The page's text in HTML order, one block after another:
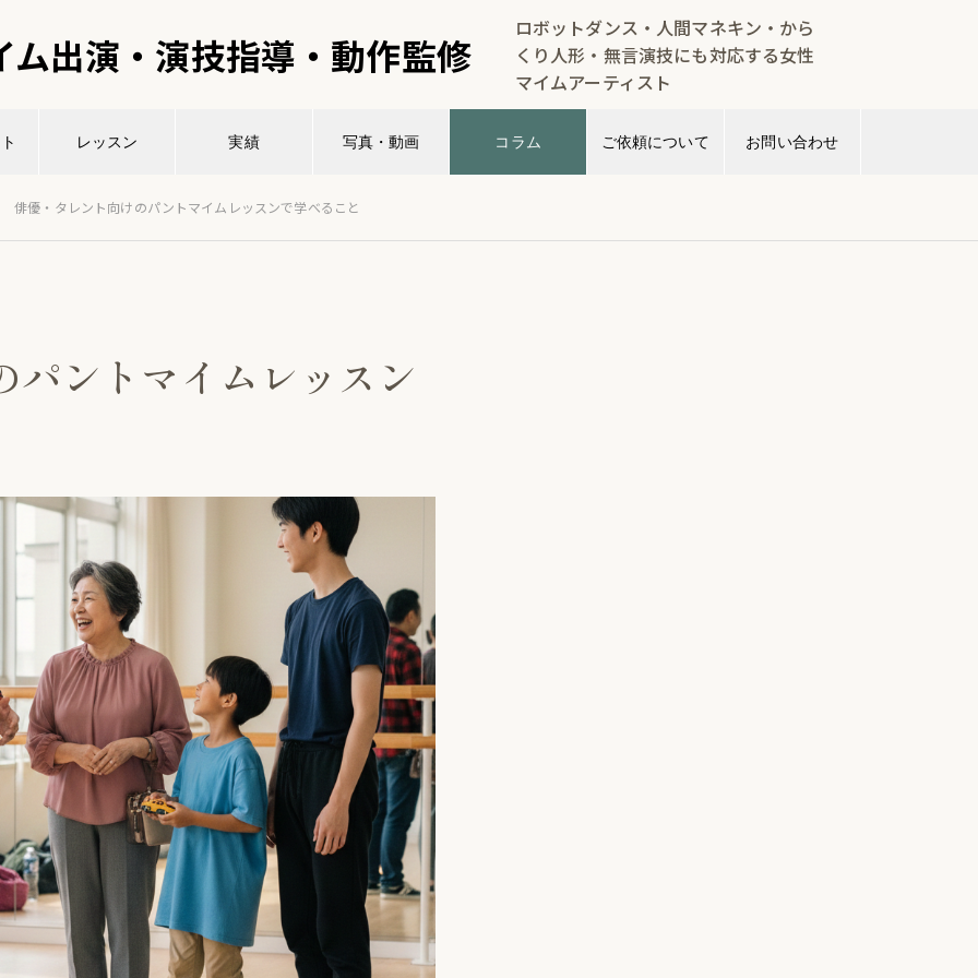
出演・演技指導・動作監修
ロボットダンス・人間マネキン・から
くり人形・無言演技にも対応する女性
マイムアーティスト
レッスン 実績 写真・動画 コラム ご依頼について お問い合わせ
俳優・タレント向けのパントマイムレッスンで学べること
パントマイムレッスン